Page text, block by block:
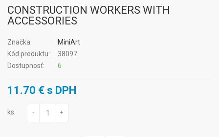
CONSTRUCTION WORKERS WITH
ACCESSORIES
Značka:
MiniArt
Kód produktu:
38097
Dostupnosť:
6
11.70 € s DPH
ks: - +